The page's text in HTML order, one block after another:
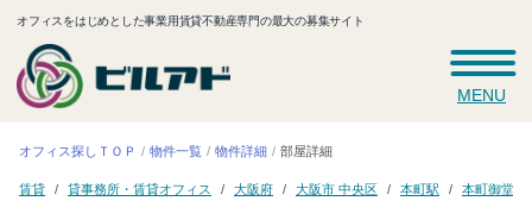
オフィスをはじめとした事業用賃貸不動産専門の最大の募集サイト
MENU
オフィス探しＴＯＰ 物件一覧 物件詳細 部屋詳細
賃貸 貸事務所・賃貸オフィス 大阪府 大阪市 中央区 本町駅 本町御堂パ